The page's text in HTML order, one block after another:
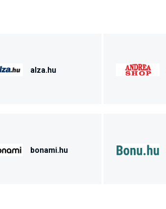
alza.hu
bonami.hu